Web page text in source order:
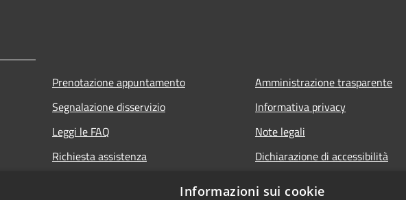
Prenotazione appuntamento
Segnalazione disservizio
Leggi le FAQ
Richiesta assistenza
Amministrazione trasparente
Informativa privacy
Note legali
Dichiarazione di accessibilità
Informazioni sui cookie